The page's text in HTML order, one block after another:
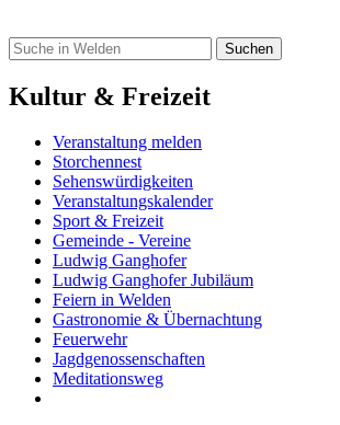
Kultur & Freizeit
Veranstaltung melden
Storchennest
Sehenswürdigkeiten
Veranstaltungskalender
Sport & Freizeit
Gemeinde - Vereine
Ludwig Ganghofer
Ludwig Ganghofer Jubiläum
Feiern in Welden
Gastronomie & Übernachtung
Feuerwehr
Jagdgenossenschaften
Meditationsweg